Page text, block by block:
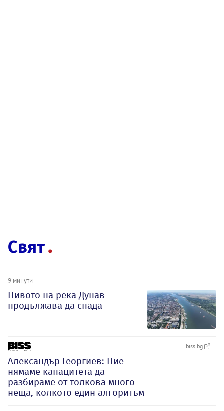
Свят
9 минути
Нивото на река Дунав
продължава да спада
biss.bg
Александър Георгиев: Ние
нямаме капацитета да
разбираме от толкова много
неща, колкото един алгоритъм